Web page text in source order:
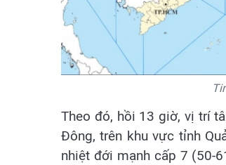
Theo đó, hồi 13 giờ, vị trí
Đông, trên khu vực tỉnh
nhiệt đới mạnh cấp 7 (50-